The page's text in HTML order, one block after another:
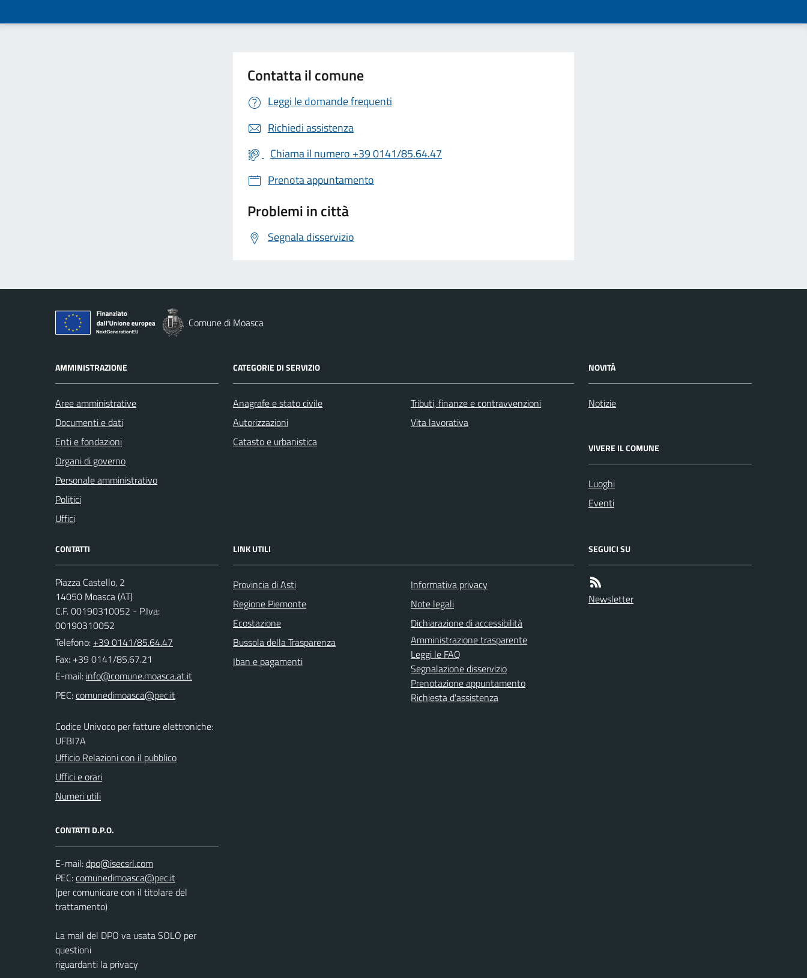
Contatta il comune
Leggi le domande frequenti
Richiedi assistenza
Chiama il numero +39 0141/85.64.47
Prenota appuntamento
Problemi in città
Segnala disservizio
Comune di Moasca
AMMINISTRAZIONE
Aree amministrative
Documenti e dati
Enti e fondazioni
Organi di governo
Personale amministrativo
Politici
Uffici
CATEGORIE DI SERVIZIO
Anagrafe e stato civile
Autorizzazioni
Catasto e urbanistica
Tributi, finanze e contravvenzioni
Vita lavorativa
NOVITÀ
Notizie
VIVERE IL COMUNE
Luoghi
Eventi
CONTATTI
Piazza Castello, 2
14050 Moasca (AT)
C.F. 00190310052 - P.Iva:
00190310052
Telefono: +39 0141/85.64.47
Fax: +39 0141/85.67.21
E-mail:
PEC:
Codice Univoco per fatture elettroniche:
UFBI7A
Ufficio Relazioni con il pubblico
Uffici e orari
Numeri utili
CONTATTI D.P.O.
E-mail:
PEC:
(per comunicare con il titolare del
trattamento)
La mail del DPO va usata SOLO per
questioni
riguardanti la privacy
LINK UTILI
Provincia di Asti
Regione Piemonte
Ecostazione
Bussola della Trasparenza
Iban e pagamenti
Informativa privacy
Note legali
Dichiarazione di accessibilità
Amministrazione trasparente
Leggi le FAQ
Segnalazione disservizio
Prenotazione appuntamento
Richiesta d'assistenza
SEGUICI SU
Newsletter